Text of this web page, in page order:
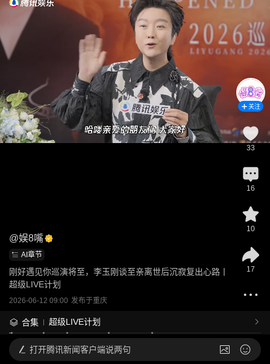
@娱8嘴
AI章节
刚好遇见你巡演将至，李玉刚谈至亲离世后沉寂复出心路丨
超级LIVE计划
2026-06-12 09:00 发布于重庆
合集 超级LIVE计划
关注
33
16
10
17
打开腾讯新闻客户端说两句